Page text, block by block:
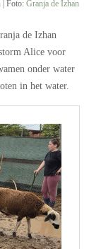
| Foto: Granja de Izhan
de Izhan
Alice voor
onder water
in het water.